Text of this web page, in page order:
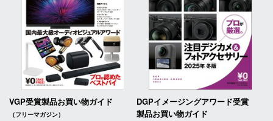
VGP受賞製品お買い物ガイド
（フリーマガジン）
DGPイメージングアワード受賞
製品お買い物ガイド